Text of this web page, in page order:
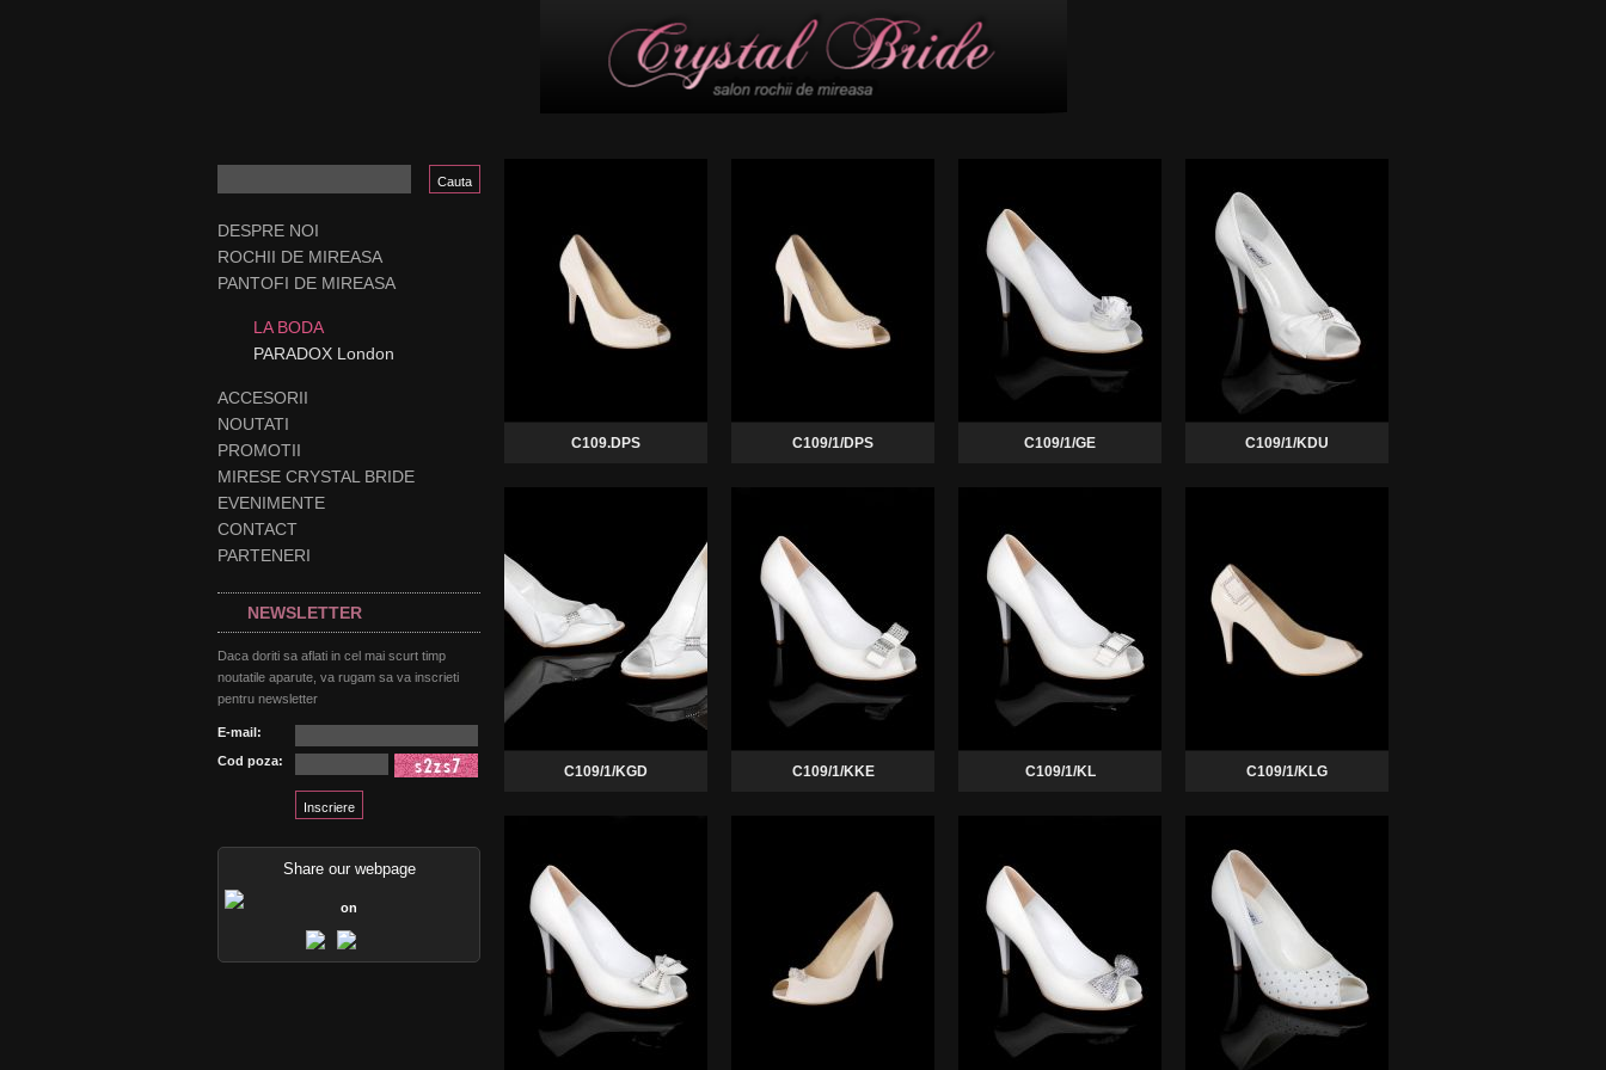
DESPRE NOI
ROCHII DE MIREASA
PANTOFI DE MIREASA
LA BODA
PARADOX London
ACCESORII
NOUTATI
PROMOTII
MIRESE CRYSTAL BRIDE
EVENIMENTE
CONTACT
PARTENERI
NEWSLETTER
Daca doriti sa aflati in cel mai scurt timp
noutatile aparute, va rugam sa va inscrieti
pentru newsletter
E-mail:
Cod poza:
Share our webpage
on
C109.DPS C109/1/DPS C109/1/GE C109/1/KDU
C109/1/KGD C109/1/KKE C109/1/KL C109/1/KLG